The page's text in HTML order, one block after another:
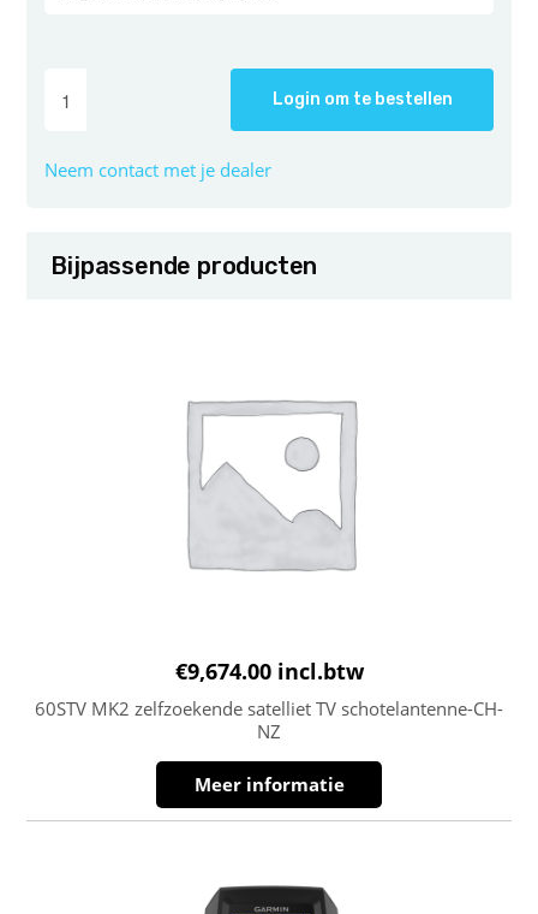
Login om te bestellen
Neem contact met je dealer
Bijpassende producten
€9,674.00 incl.btw
60STV MK2 zelfzoekende satelliet TV schotelantenne-CH-
NZ
Meer informatie